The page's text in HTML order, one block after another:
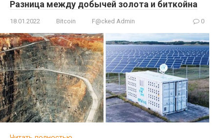
Разница между добычей золота и биткойна
18.01.2022 Bitcoin F@cked Admin 0